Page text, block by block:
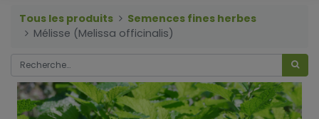
Tous les produits
Semences fines herbes
Mélisse (Melissa officinalis)